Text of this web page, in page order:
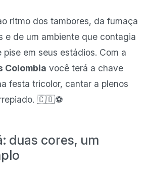
ritmo dos tambores, da fumaça
e de um ambiente que contagia
pise em seus estádios. Com a
Colombia você terá a chave
festa tricolor, cantar a plenos
🇨🇴⚽
cores, um